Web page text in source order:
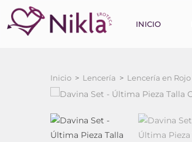
INICIO
Inicio > Lencería > Lencería en Rojo